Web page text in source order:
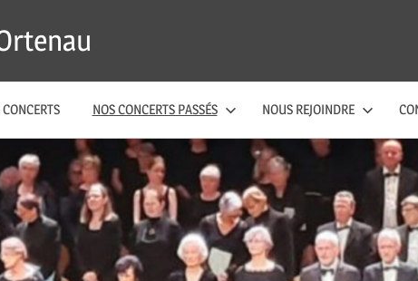
NOS CONCERTS PASSÉS NOUS REJOINDRE